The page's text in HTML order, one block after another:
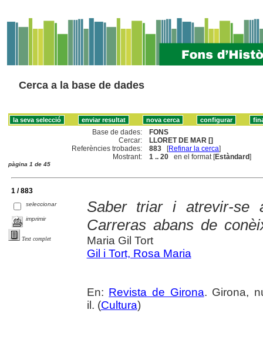
Cerca a la base de dades
Base de dades:
FONS
Cercar:
LLORET DE MAR []
Referències trobades:
883 [Refinar la cerca]
Mostrant:
1 .. 20 en el format [Estàndard]
pàgina 1 de 45
1 / 883
seleccionar
imprimir
Text complet
Saber triar i atrevir-se
Carreras abans de
Maria Gil Tort
Gil i Tort, Rosa Maria
En: Revista de Girona. Girona,
il. (Cultura)